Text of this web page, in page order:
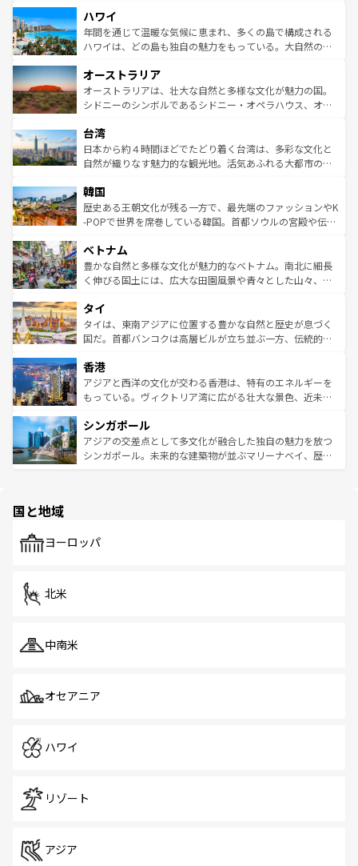
ば市内交通費無料で観光を楽しむこともできる。 なお、新
着のスイス情報はコンテンツ一覧 を参照してほしい。
のような巨大都市は、観光、ショッピング、エンターテイ
ンメントが詰まった刺激的なスポットだ。一方、アメリカ
西部には大自然が広がり、グランドキャニオンやイエロー
部のニューオーリンズでは、音楽と美食が融合した独特の
文化が魅力。旅行者はアメリカの各地域で異なる魅力を楽
しみながら、その多様性と豊かな歴史を感じることができ
ならではの贅沢な旅のスタイルだ。 なお、新着のアメリカ
情報はコンテンツ一覧を参照してほしい。
ハワイ
年間を通じて温暖な気候に恵まれ、多くの島で構成される
ハワイは、どの島も独自の魅力をもっている。大自然の神
ワイ島は見逃せない。また、定番の観光地といえばオアフ
島だが、静かな自然を求めるならマウイ島やカウアイ島が
おすすめ。エメラルドグリーンに輝く海をはじめ、豊かな
れるおもてなしの心で訪れる人々を迎えてくれるハワイの
人々、おいしいローカルフードやハワイアンミュージッ
ク、伝統的なフラダンスなど、すべてがハワイの魅力を彩
ワイを、存分に味わってほしい。 なお、新着のハワイ情報
はコンテンツ一覧を参照してほしい。
オーストラリア
オーストラリアは、壮大な自然と多様な文化が魅力の国。
シドニーのシンボルであるシドニー・オペラハウス、オー
リアリーフや大陸中央部にそびえるウルル（エアーズロッ
ク）、タスマニアの美しい原生林やケアンズの熱帯雨林な
ど、見どころがたくさん。また、カフェやワイン、オージ
いる。アクティビティも充実しており、サーフィンやダイ
ビング、ハイキングなど、アウトドア好きにはたまらな
い。オーストラリアの多彩な魅力を存分に味わいつくそ
参照してほしい。
台湾
日本から約４時間ほどでたどり着く台湾は、多彩な文化と
自然が織りなす魅力的な観光地。活気あふれる大都市の台
ン）、静ひつな山岳地帯である台湾東部など、都市の喧騒
と山間の静けさが共存しており、訪れる人に新しい発見と
驚きをもたらしてくれる。また、奥深い台湾の食文化も魅
容にもいいと評判のスイーツなど、バラエティ豊かな料理
が味わえる。 なお、新着の台湾情報は コンテンツ一覧を参
照してほしい。
韓国
歴史ある王朝文化が残る一方で、最先端のファッションやK
-POPで世界を席巻している韓国。首都ソウルの宮殿や伝統
き、地方に足を延ばせば四季折々の自然美を楽しむことが
できる。そして、キムチや焼肉、絶品のストリートフード
まで、さまざまな韓国料理が待っている。夜には、韓国な
リティに包まれながら、韓国の多彩な魅力を心ゆくまで味
わってみてほしい。 なお、新着の韓国情報はコンテンツ一
覧を参照してほしい。
ベトナム
豊かな自然と多様な文化が魅力的なベトナム。南北に細長
く伸びる国土には、広大な田園風景や青々とした山々、世
急速な発展と共に伝統が息づく。ハノイの古い町並みやホ
ーチミン市のフランス統治時代の建物も、独特の雰囲気を
醸し出している。また、バラエティの豊かさとおいしさで
とつ。フォーやバインミー、ベトナムコーヒーなどは、ぜ
ひ現地で味わいたい。どの地域を訪れてもあたたかい人々
が旅行者を迎えてくれるので、きっと忘れられない旅にな
参照してほしい。
タイ
タイは、東南アジアに位置する豊かな自然と歴史が息づく
国だ。首都バンコクは高層ビルが立ち並ぶ一方、伝統的な
の活気が交差している。北部ではチェンマイなどの山岳地
帯で自然と触れ合い、南部ではプーケットやクラビの美し
いビーチでリゾート気分を楽しむことができる。タイ料理
激する。気候は一年中温暖で、どの季節にも異なる楽しみ
が待っている。親しみやすいタイの人々、仏教を中心とし
た文化、そして多様な観光資源が、訪れる旅人を魅了し続
香港
アジアと西洋の文化が交わる香港は、特有のエネルギーを
もっている。ヴィクトリア湾に広がる壮大な景色、近未来
み、どこを訪れても感動するはず。観光スポットが密集し
ており、効率よく見どころを回れるのも魅力。息をのむよ
うな絶景から文化的な体験まで、香港を存分に楽しみ尽く
シンガポール
アジアの交差点として多文化が融合した独自の魅力を放つ
シンガポール。未来的な建築物が並ぶマリーナベイ、歴史
で、ホーカーズは地元の風情を楽しめる外せないスポット
国と地域
ヨーロッパ
北米
中南米
オセアニア
ハワイ
リゾート
アジア